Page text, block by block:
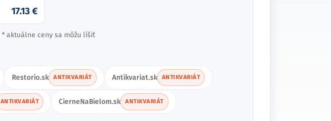
17.13 €
* aktuálne ceny sa môžu líšiť
Restorio.sk ANTIKVARIÁT Antikvariat.sk ANTIKVARIÁT
ANTIKVARIÁT CierneNaBielom.sk ANTIKVARIÁT